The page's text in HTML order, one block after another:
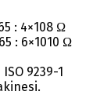
: 4×108 Ω
: 6×1010 Ω
9239-1